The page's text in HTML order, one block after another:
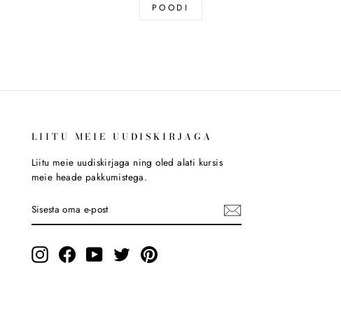
POODI
LIITU MEIE UUDISKIRJAGA
Liitu meie uudiskirjaga ning oled alati kursis
meie heade pakkumistega.
OMA
E-
InstagramFacebookYouTubeTwitterPinterest